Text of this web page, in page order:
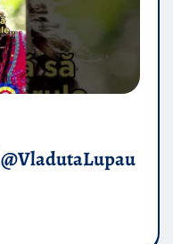
​@VladutaLupau